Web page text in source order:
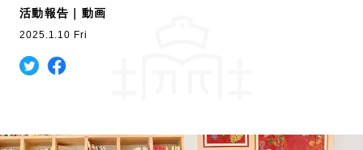
活動報告｜動画
2025.1.10 Fri